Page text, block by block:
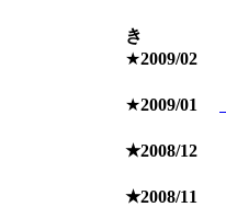
き
★2009/02
★2009/01
★2008/12
★2008/11